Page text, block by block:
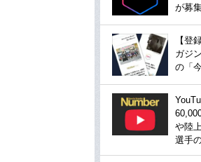
が募
【登
ガジ
の「
や陸
選手